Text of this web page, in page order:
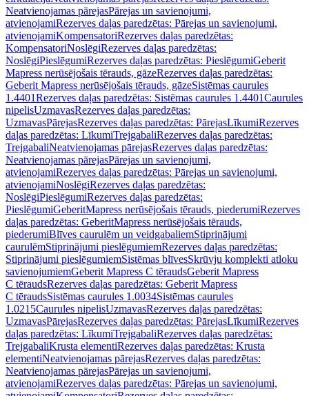
Neatvienojamas pārejasPārejas un savienojumi,
atvienojamiRezerves daļas paredzētas: Pārejas un savienojumi,
atvienojamiKompensatoriRezerves daļas paredzētas:
KompensatoriNoslēgiRezerves daļas paredzētas:
NoslēgiPieslēgumiRezerves daļas paredzētas: PieslēgumiGeberit
Mapress nerūsējošais tērauds, gāzeRezerves daļas paredzētas:
Geberit Mapress nerūsējošais tērauds, gāzeSistēmas caurules
1.4401Rezerves daļas paredzētas: Sistēmas caurules 1.4401Caurules
nipelisUzmavasRezerves daļas paredzētas:
UzmavasPārejasRezerves daļas paredzētas: PārejasLīkumiRezerves
daļas paredzētas: LīkumiTrejgabaliRezerves daļas paredzētas:
TrejgabaliNeatvienojamas pārejasRezerves daļas paredzētas:
Neatvienojamas pārejasPārejas un savienojumi,
atvienojamiRezerves daļas paredzētas: Pārejas un savienojumi,
atvienojamiNoslēgiRezerves daļas paredzētas:
NoslēgiPieslēgumiRezerves daļas paredzētas:
PieslēgumiGeberitMapress nerūsējošais tērauds, piederumiRezerves
daļas paredzētas: GeberitMapress nerūsējošais tērauds,
piederumiBlīves caurulēm un veidgabaliemStiprinājumi
caurulēmStiprinājumi pieslēgumiemRezerves daļas paredzētas:
Stiprinājumi pieslēgumiemSistēmas blīvesSkrūvju komplekti atloku
savienojumiemGeberit Mapress C tēraudsGeberit Mapress
C tēraudsRezerves daļas paredzētas: Geberit Mapress
C tēraudsSistēmas caurules 1.0034Sistēmas caurules
1.0215Caurules nipelisUzmavasRezerves daļas paredzētas:
UzmavasPārejasRezerves daļas paredzētas: PārejasLīkumiRezerves
daļas paredzētas: LīkumiTrejgabaliRezerves daļas paredzētas:
TrejgabaliKrusta elementiRezerves daļas paredzētas: Krusta
elementiNeatvienojamas pārejasRezerves daļas paredzētas:
Neatvienojamas pārejasPārejas un savienojumi,
atvienojamiRezerves daļas paredzētas: Pārejas un savienojumi,